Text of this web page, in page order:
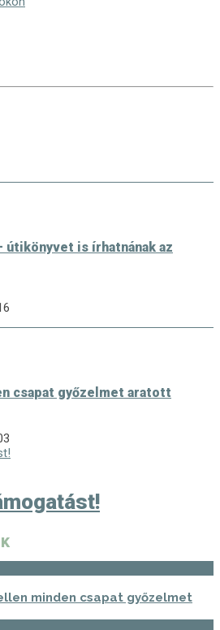
útikönyvet is írhatnának az
csapat győzelmet aratott
minden csapat győzelmet